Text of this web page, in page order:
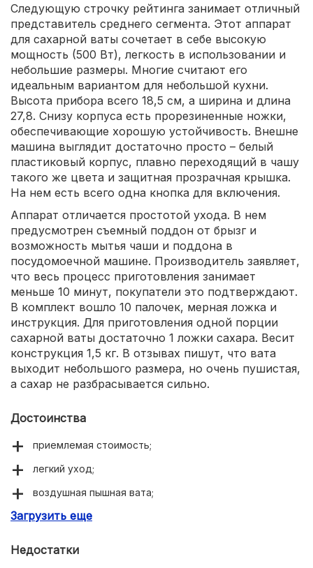
Следующую строчку рейтинга занимает отличный
представитель среднего сегмента. Этот аппарат
для сахарной ваты сочетает в себе высокую
мощность (500 Вт), легкость в использовании и
небольшие размеры. Многие считают его
идеальным вариантом для небольшой кухни.
Высота прибора всего 18,5 см, а ширина и длина
27,8. Снизу корпуса есть прорезиненные ножки,
обеспечивающие хорошую устойчивость. Внешне
машина выглядит достаточно просто – белый
пластиковый корпус, плавно переходящий в чашу
такого же цвета и защитная прозрачная крышка.
На нем есть всего одна кнопка для включения.
Аппарат отличается простотой ухода. В нем
предусмотрен съемный поддон от брызг и
возможность мытья чаши и поддона в
посудомоечной машине. Производитель заявляет,
что весь процесс приготовления занимает
меньше 10 минут, покупатели это подтверждают.
В комплект вошло 10 палочек, мерная ложка и
инструкция. Для приготовления одной порции
сахарной ваты достаточно 1 ложки сахара. Весит
конструкция 1,5 кг. В отзывах пишут, что вата
выходит небольшого размера, но очень пушистая,
а сахар не разбрасывается сильно.
Достоинства
приемлемая стоимость;
легкий уход;
воздушная пышная вата;
на одну порцию нужна всего 1 ложка сахара;
Загрузить еще
Недостатки